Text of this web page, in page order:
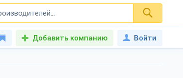
Добавить компанию Войти